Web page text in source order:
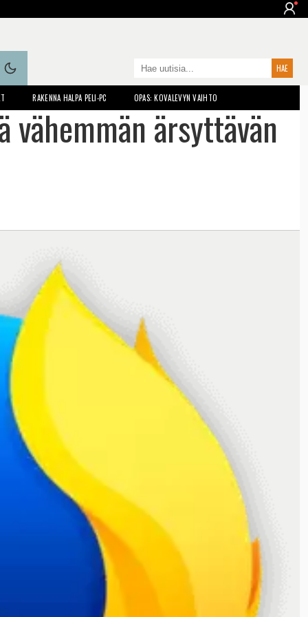
RAKENNA HALPA PELI-PC OPAS: KOVALEVYN VAIHTO
ärsyttävän